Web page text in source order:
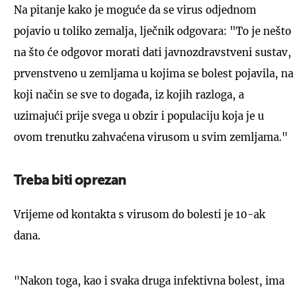
Na pitanje kako je moguće da se virus odjednom
pojavio u toliko zemalja, lječnik odgovara: "To je nešto
na što će odgovor morati dati javnozdravstveni sustav,
prvenstveno u zemljama u kojima se bolest pojavila, na
koji način se sve to događa, iz kojih razloga, a
uzimajući prije svega u obzir i populaciju koja je u
ovom trenutku zahvaćena virusom u svim zemljama."
Treba biti oprezan
Vrijeme od kontakta s virusom do bolesti je 10-ak
dana.
"Nakon toga, kao i svaka druga infektivna bolest, ima